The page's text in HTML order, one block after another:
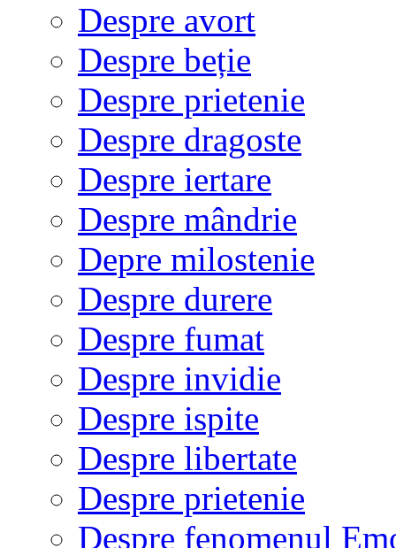
Despre avort
Despre beție
Despre prietenie
Despre dragoste
Despre iertare
Despre mândrie
Depre milostenie
Despre durere
Despre fumat
Despre invidie
Despre ispite
Despre libertate
Despre prietenie
Despre fenomenul